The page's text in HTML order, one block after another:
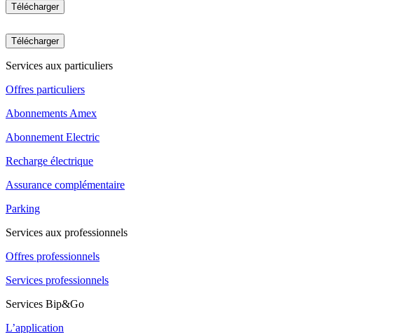
Télécharger
Télécharger
Services aux particuliers
Offres particuliers
Abonnements Amex
Abonnement Electric
Recharge électrique
Assurance complémentaire
Parking
Services aux professionnels
Offres professionnels
Services professionnels
Services Bip&Go
L’application